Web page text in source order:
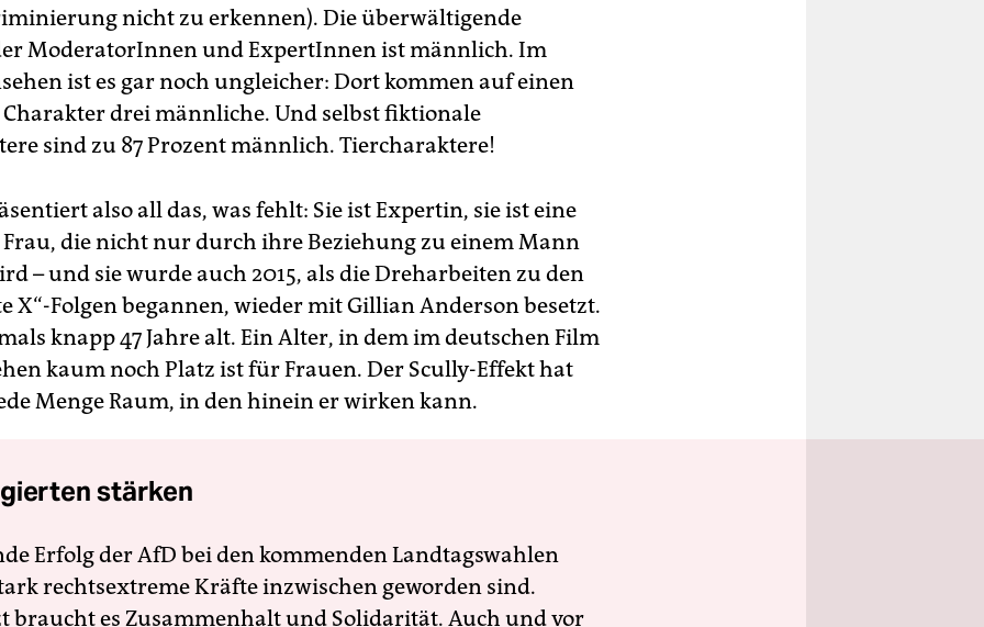
nicht zu erkennen). Die überwältigende
ModeratorInnen und ExpertInnen ist männlich. Im
ist es gar noch ungleicher: Dort kommen auf einen
drei männliche. Und selbst fiktionale
sind zu 87 Prozent männlich. Tiercharaktere!
also all das, was fehlt: Sie ist Expertin, sie ist eine
die nicht nur durch ihre Beziehung zu einem Mann
– und sie wurde auch 2015, als die Dreharbeiten zu den
X“-Folgen begannen, wieder mit Gillian Anderson besetzt.
knapp 47 Jahre alt. Ein Alter, in dem im deutschen Film
kaum noch Platz ist für Frauen. Der Scully-Effekt hat
Menge Raum, in den hinein er wirken kann.
stärken
Erfolg der AfD bei den kommenden Landtagswahlen
rechtsextreme Kräfte inzwischen geworden sind.
braucht es Zusammenhalt und Solidarität. Auch und vor